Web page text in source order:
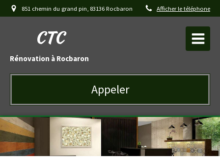
851 chemin du grand pin, 83136 Rocbaron Afficher le téléphone
CTC
Rénovation à Rocbaron
Appeler